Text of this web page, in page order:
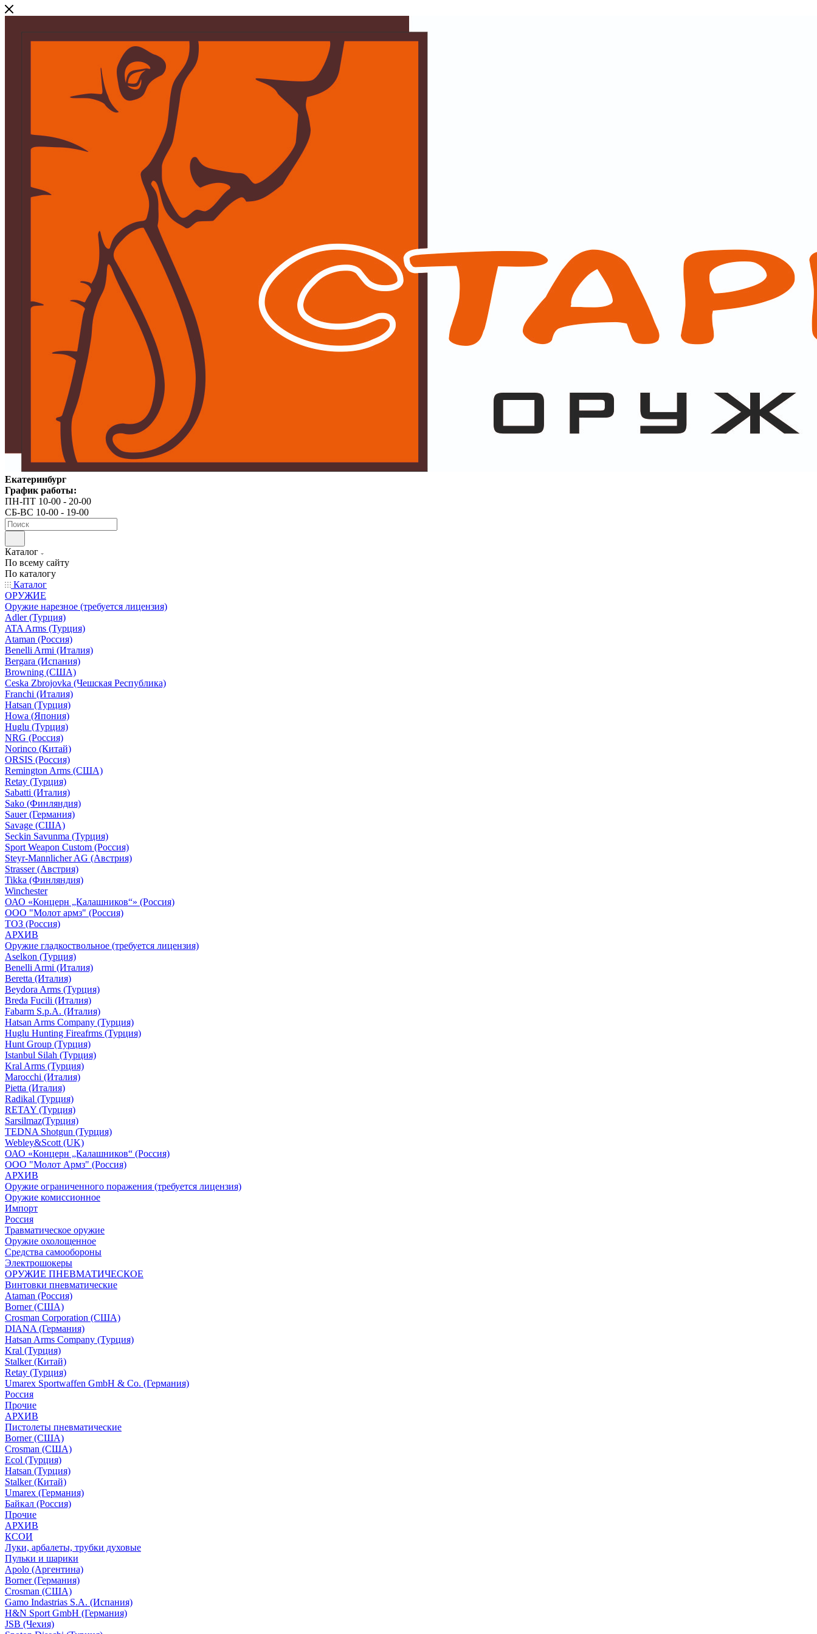
Екатеринбург
График работы:
ПН-ПТ 10-00 - 20-00
СБ-ВС 10-00 - 19-00
Каталог
По всему сайту
По каталогу
Каталог
ОРУЖИЕ
Оружие нарезное (требуется лицензия)
Adler (Турция)
ATA Arms (Турция)
Ataman (Россия)
Benelli Armi (Италия)
Bergara (Испания)
Browning (США)
Ceska Zbrojovka (Чешская Республика)
Franchi (Италия)
Hatsan (Турция)
Howa (Япония)
Huglu (Турция)
NRG (Россия)
Norinco (Китай)
ORSIS (Россия)
Remington Arms (США)
Retay (Турция)
Sabatti (Италия)
Sako (Финляндия)
Sauer (Германия)
Savage (США)
Seckin Savunma (Турция)
Sport Weapon Custom (Россия)
Steyr-Mannlicher AG (Австрия)
Strasser (Австрия)
Tikka (Финляндия)
Winchester
ОАО «Концерн „Калашников“» (Россия)
ООО "Молот армз" (Россия)
ТОЗ (Россия)
АРХИВ
Оружие гладкоствольное (требуется лицензия)
Aselkon (Турция)
Benelli Armi (Италия)
Beretta (Италия)
Beydora Arms (Турция)
Breda Fucili (Италия)
Fabarm S.p.A. (Италия)
Hatsan Arms Company (Турция)
Huglu Hunting Fireafrms (Турция)
Hunt Group (Турция)
Istanbul Silah (Турция)
Kral Arms (Турция)
Marocchi (Италия)
Pietta (Италия)
Radikal (Турция)
RETAY (Турция)
Sarsilmaz(Турция)
TEDNA Shotgun (Турция)
Webley&Scott (UK)
ОАО «Концерн „Калашников“ (Россия)
ООО "Молот Армз" (Россия)
АРХИВ
Оружие ограниченного поражения (требуется лицензия)
Оружие комиссионное
Импорт
Россия
Травматическое оружие
Оружие охолощенное
Средства самообороны
Электрошокеры
ОРУЖИЕ ПНЕВМАТИЧЕСКОЕ
Винтовки пневматические
Ataman (Россия)
Borner (США)
Crosman Corporation (США)
DIANA (Германия)
Hatsan Arms Company (Турция)
Kral (Турция)
Stalker (Китай)
Retay (Турция)
Umarex Sportwaffen GmbH & Co. (Германия)
Россия
Прочие
АРХИВ
Пистолеты пневматические
Borner (США)
Crosman (США)
Ecol (Турция)
Hatsan (Турция)
Stalker (Китай)
Umarex (Германия)
Байкал (Россия)
Прочие
АРХИВ
КСОИ
Луки, арбалеты, трубки духовые
Пульки и шарики
Apolo (Аргентина)
Borner (Германия)
Crosman (США)
Gamo Indastrias S.A. (Испания)
H&N Sport GmbH (Германия)
JSB (Чехия)